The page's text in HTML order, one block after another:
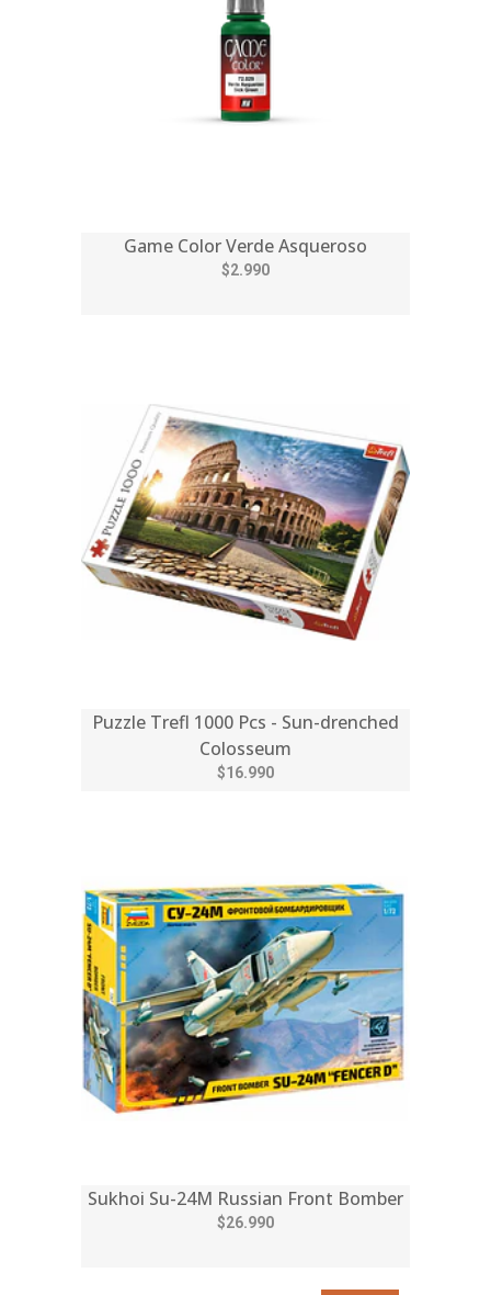
Game Color Verde Asqueroso
$2.990
Puzzle Trefl 1000 Pcs - Sun-drenched
Colosseum
$16.990
Sukhoi Su-24M Russian Front Bomber
$26.990